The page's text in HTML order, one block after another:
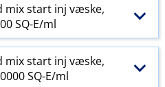
mix start inj væske,
SQ-E​/​ml
mix start inj væske,
SQ-E​/​ml